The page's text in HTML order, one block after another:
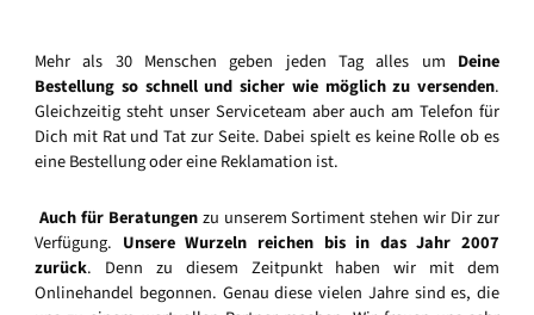
Mehr als 30 Menschen geben jeden Tag alles um Deine
Bestellung so schnell und sicher wie möglich zu versenden.
Gleichzeitig steht unser Serviceteam aber auch am Telefon für
Dich mit Rat und Tat zur Seite. Dabei spielt es keine Rolle ob es
eine Bestellung oder eine Reklamation ist.
Auch für Beratungenzu unserem Sortiment stehen wir Dir zur
Verfügung. Unsere Wurzeln reichen bis in das Jahr 2007
zurück. Denn zu diesem Zeitpunkt haben wir mit dem
Onlinehandel begonnen. Genau diese vielen Jahre sind es, die